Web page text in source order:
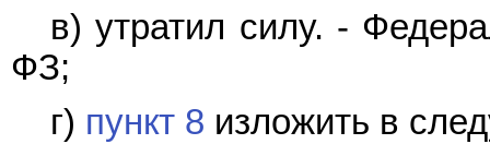
в) утратил силу. -
ФЗ;
г) пункт 8 изложить в